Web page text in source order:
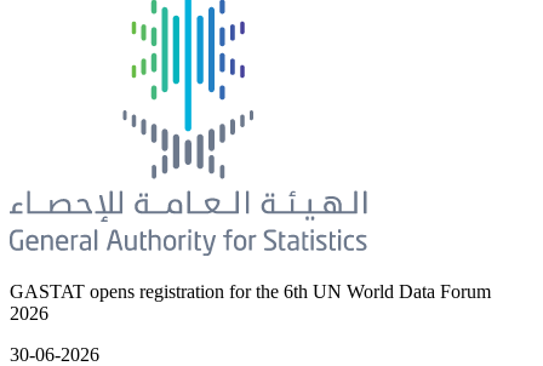
GASTAT opens registration for the 6th UN World Data Forum
2026
30-06-2026